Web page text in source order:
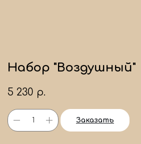
Набор "Воздушный"
5 230 р.
Заказать